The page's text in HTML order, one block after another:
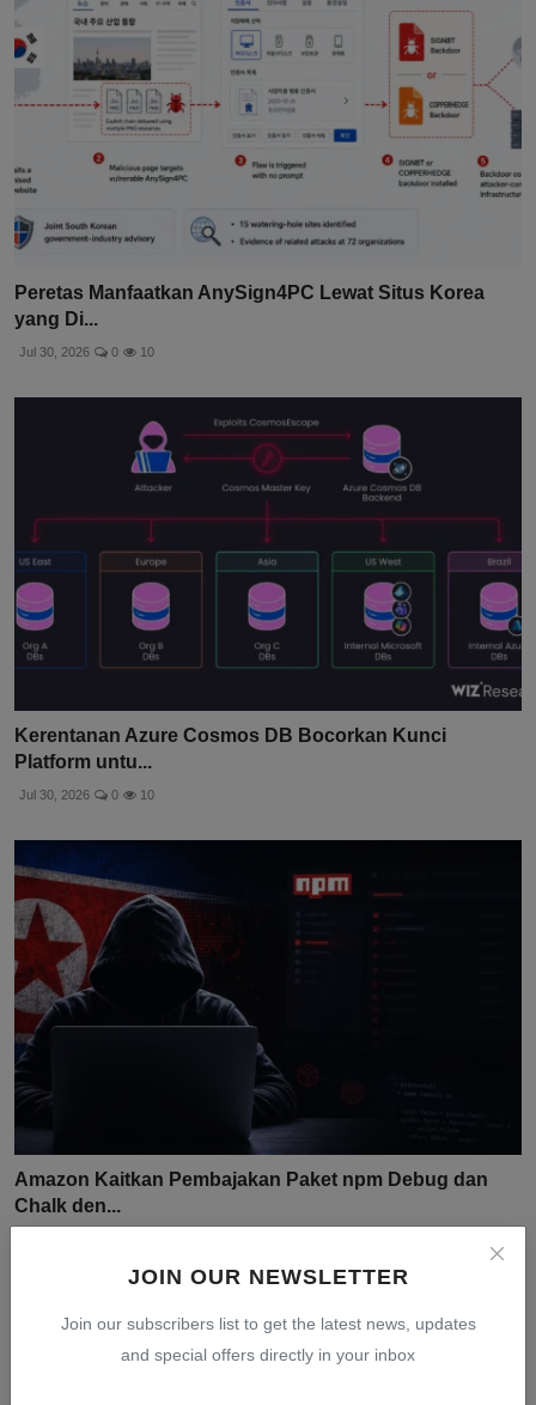
JOIN OUR NEWSLETTER
Join our subscribers list to get the latest news, updates
and special offers directly in your inbox
Peretas Manfaatkan AnySign4PC Lewat Situs Korea
yang Di...
Jul 30, 2026 0 10
Kerentanan Azure Cosmos DB Bocorkan Kunci
Platform untu...
Jul 30, 2026 0 10
Amazon Kaitkan Pembajakan Paket npm Debug dan
Chalk den...